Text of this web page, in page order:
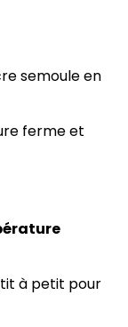
semoule en
ferme et
à petit pour